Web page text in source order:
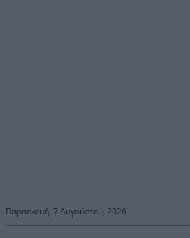
Παρασκευή, 7 Αυγούστου, 2026